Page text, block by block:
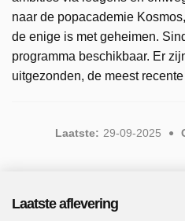
naar de popacademie
de enige is met geheimen.
programma beschikbaar. Er
uitgezonden, de meest
Laatste: 29-09-2025
Laatste aflevering